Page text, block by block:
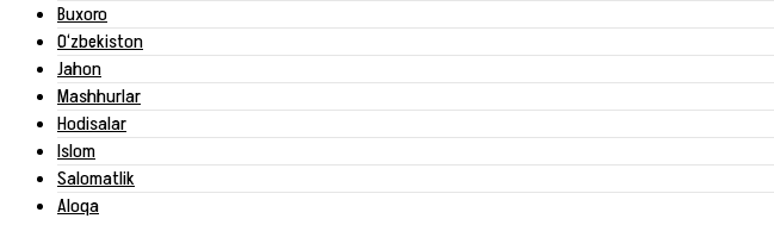
Buxoro
O‘zbekiston
Jahon
Mashhurlar
Hodisalar
Islom
Salomatlik
Aloqa